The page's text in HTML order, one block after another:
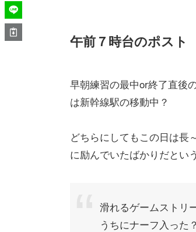
午前７時台のポスト
早朝練習の最中or終了直後
は新幹線駅の移動中？
どちらにしてもこの日は長
に励んでいたばかりだとい
滑れるゲームストリ
うちにナーフ入った？